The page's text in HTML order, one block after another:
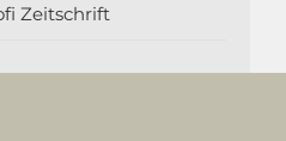
Zeitschrift